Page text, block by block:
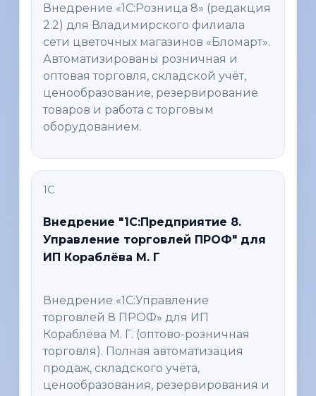
Внедрение «1С:Розница 8» (редакция
2.2) для Владимирского филиала
сети цветочных магазинов «Бломарт».
Автоматизированы розничная и
оптовая торговля, складской учёт,
ценообразование, резервирование
товаров и работа с торговым
оборудованием.
1С
Внедрение "1C:Предприятие 8.
Управление торговлей ПРОФ" для
ИП Кораблёва М. Г
Внедрение «1С:Управление
торговлей 8 ПРОФ» для ИП
Кораблёва М. Г. (оптово-розничная
торговля). Полная автоматизация
продаж, складского учёта,
ценообразования, резервирования и